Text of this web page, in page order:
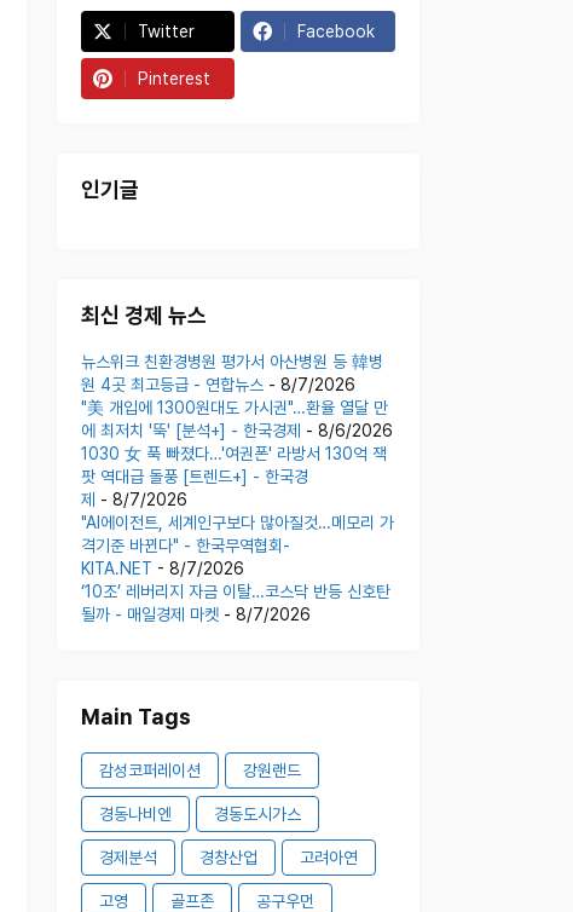
Twitter Facebook
Pinterest
인기글
최신 경제 뉴스
뉴스위크 친환경병원 평가서 아산병원 등 韓병
원 4곳 최고등급 - 연합뉴스- 8/7/2026
"美 개입에 1300원대도 가시권"…환율 열달 만
에 최저치 '뚝' [분석+] - 한국경제 - 8/6/2026
1030 女 푹 빠졌다…'여권폰' 라방서 130억 잭
팟 역대급 돌풍 [트렌드+] - 한국경
제 - 8/7/2026
"AI에이전트, 세계인구보다 많아질것…메모리 가
격기준 바뀐다" - 한국무역협회-
KITA.NET - 8/7/2026
‘10조’ 레버리지 자금 이탈…코스닥 반등 신호탄
될까 - 매일경제 마켓- 8/7/2026
Main Tags
감성코퍼레이션 강원랜드
경동나비엔 경동도시가스
경제분석 경창산업 고려아연
고영 골프존 공구우먼